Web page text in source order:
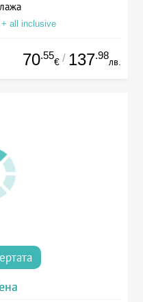
+ all inclusive
70.55
€ / 137.98
лв.